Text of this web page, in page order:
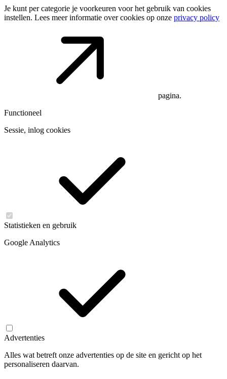
Je kunt per categorie je voorkeuren voor het gebruik van cookies
instellen. Lees meer informatie over cookies op onze privacy policy
pagina.
Functioneel
Sessie, inlog cookies
Statistieken en gebruik
Google Analytics
Advertenties
Alles wat betreft onze advertenties op de site en gericht op het
personaliseren daarvan.